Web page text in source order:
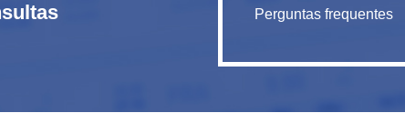
Perguntas frequentes